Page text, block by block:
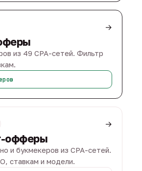
→
из 49 CPA-сетей. Фильтр
→
офферы
и букмекеров из CPA-сетей.
ставкам и модели.